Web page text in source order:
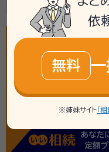
依
無料 一
※姉妹サイト 「